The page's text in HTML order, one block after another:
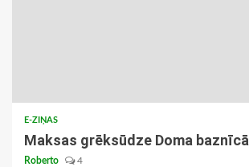
E-ZIŅAS
Maksas grēksūdze Doma baznīcā
Roberto 4